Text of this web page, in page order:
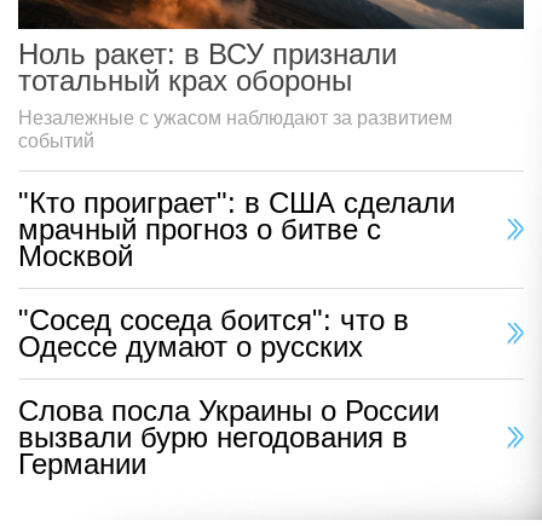
Ноль ракет: в ВСУ признали
тотальный крах обороны
Незалежные с ужасом наблюдают за развитием
событий
"Кто проиграет": в США сделали
мрачный прогноз о битве с
Москвой
"Сосед соседа боится": что в
Одессе думают о русских
Слова посла Украины о России
вызвали бурю негодования в
Германии